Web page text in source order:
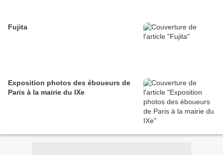
Fujita
Exposition photos des éboueurs de
Paris à la mairie du IXe